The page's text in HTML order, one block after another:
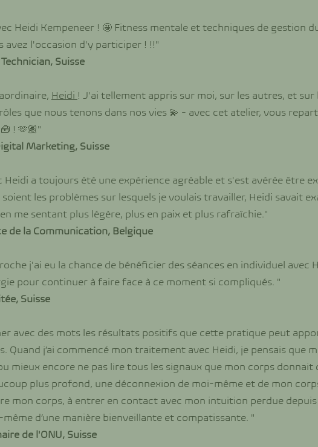
Heidi Kempeneer ! 🤩 Fitness mentale et techniques de gestion
avez l'occasion d'y participer ! !!"
Suisse
Heidi ! J'ai tellement appris sur moi, sur les autres, et
que nous tenons dans nos vies 💫 - avec cet atelier, vous
! 🫶🏽"
Marketing, Suisse
Heidi a toujours été une expérience agréable et s'est avérée être
les problèmes sur lesquels je voulais travailler, Heidi savait
me sentant plus légère, plus en paix et plus rafraîchie."
de la Communication, Belgique
j'ai eu la chance de bénéficier des séances en individuel avec
pour continuer à faire face à ce moment si compliqués. "
Suisse
avec des mots les résultats positifs que cette pratique peut
Quand j’ai commencé mon traitement avec Heidi, je pensais que
mieux encore ne pas lire tous les signaux que mon corps
plus profond, une déconnexion de moi-même et de mon
mon corps, à entrer en contact avec mon intuition perdue
d’une manière bienveillante et compatissante. "
de l'ONU, Suisse